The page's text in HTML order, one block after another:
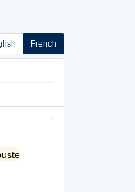
French